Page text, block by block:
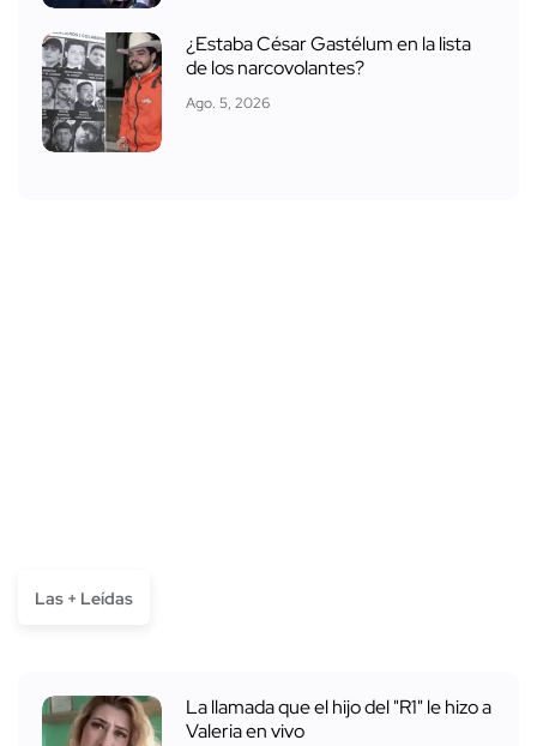
¿Estaba César Gastélum en la lista
de los narcovolantes?
Ago. 5, 2026
Las + Leídas
La llamada que el hijo del "R1" le hizo a
Valeria en vivo